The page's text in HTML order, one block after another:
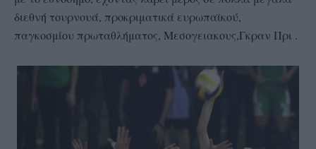
διεθνή τουρνουά, προκριματικά ευρωπαϊκού,
παγκοσμίου πρωταθλήματος, Μεσογειακους,Γκραν Πρι .